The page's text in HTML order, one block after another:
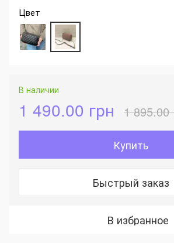
Цвет
В наличии
1 490.00 грн 1 895.00
Купить
Быстрый заказ
В избранное